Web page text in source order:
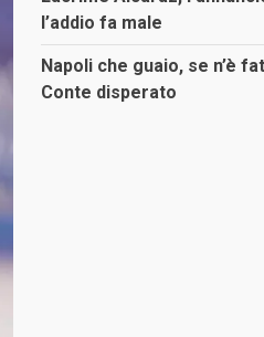
l’addio fa male
Napoli che guaio, se n’è
Conte disperato